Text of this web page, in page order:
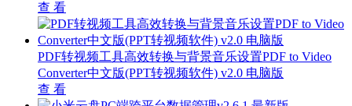
查 看
PDF转视频工具高效转换与背景音乐设置PDF to Video
Converter中文版(PPT转视频软件) v2.0 电脑版
查 看